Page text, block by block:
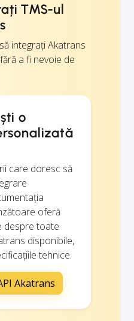
TMS-ul
integrați Akatrans
a fi nevoie de
o
care doresc să
oferă
despre toate
disponibile,
tehnice.
Akatrans